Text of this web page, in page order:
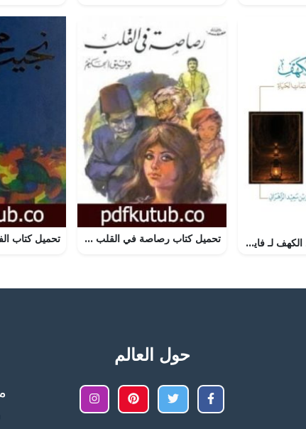
تحميل كتاب قناديل الكهف لـ فايز بن سعيد الزهراني بصيغة PDF مجانا تحميل كتاب رصاصة في القلب PDF تأليف مصطفى محمود مجانا [كامل]
حول العالم